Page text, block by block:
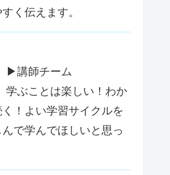
く伝えます。
▶講師チーム
学ぶことは楽しい！わか
！よい学習サイクルを
で学んでほしいと思っ